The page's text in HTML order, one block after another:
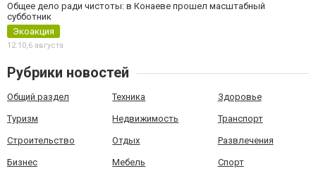
Общее дело ради чистоты: в Конаеве прошел масштабный
субботник
Экоакция
12:10,6 августа
Рубрики новостей
Общий раздел Техника Здоровье
Туризм Недвижимость Транспорт
Строительство Отдых Развлечения
Бизнес Мебель Спорт